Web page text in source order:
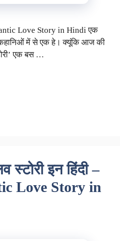
Love Story in Hindi एक
में से एक हे। क्यूंकि आज की
एक बस …
स्टोरी इन हिंदी –
Love Story in